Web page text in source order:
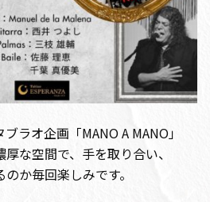
ラオ企画「MANO A MANO」
な空間で、手を取り合い、
か毎回楽しみです。